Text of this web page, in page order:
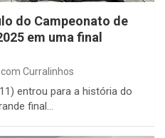
do Campeonato de
em uma final
Curralinhos
entrou para a história do
final…